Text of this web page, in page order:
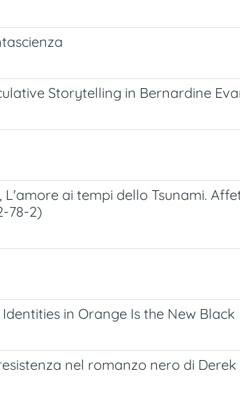
Storytelling in Bernardine
ai tempi dello Tsunami.
78-2)
in Orange Is the New Black
nel romanzo nero di